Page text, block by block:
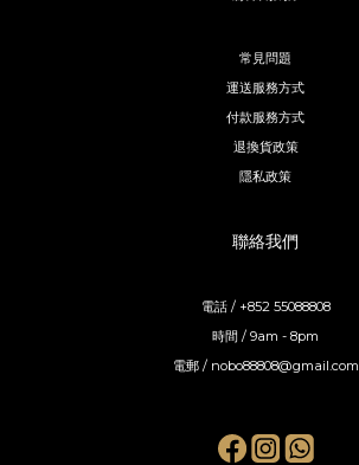
常見問題
運送服務方式
付款服務方式
退換貨政策
隱私政策
聯絡我們
電話 / +852 55088808
時間 / 9am - 8pm
電郵 / nobo88808@gmail.com